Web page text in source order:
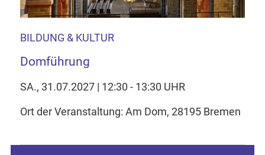
BILDUNG & KULTUR
Domführung
SA., 31.07.2027 | 12:30 - 13:30 UHR
Ort der Veranstaltung: Am Dom, 28195 Bremen